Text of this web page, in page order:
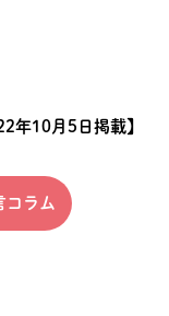
年10月5日掲載】
コラム